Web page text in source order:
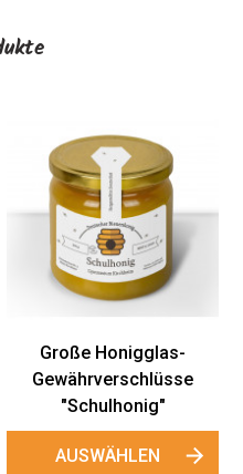
Große Honigglas-
Gewährverschlüsse
"Schulhonig"
AUSWÄHLEN